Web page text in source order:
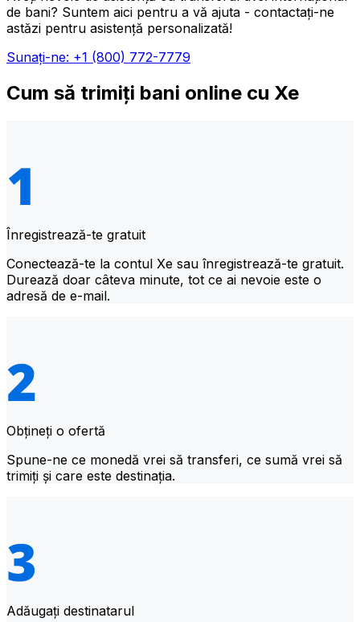
de bani? Suntem aici pentru a vă ajuta - contactați-ne
astăzi pentru asistență personalizată!
Sunați-ne: +1 (800) 772-7779
Cum să trimiți bani online cu Xe
Înregistrează-te gratuit
Conectează-te la contul Xe sau înregistrează-te gratuit.
Durează doar câteva minute, tot ce ai nevoie este o
adresă de e-mail.
Obțineți o ofertă
Spune-ne ce monedă vrei să transferi, ce sumă vrei să
trimiți și care este destinația.
Adăugați destinatarul